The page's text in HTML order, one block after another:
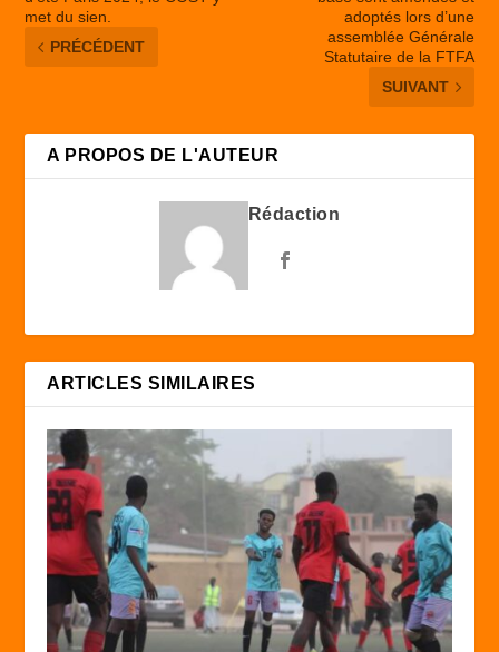
met du sien.
PRÉCÉDENT
adoptés lors d’une
assemblée Générale
Statutaire de la FTFA
SUIVANT
A PROPOS DE L'AUTEUR
Rédaction
ARTICLES SIMILAIRES